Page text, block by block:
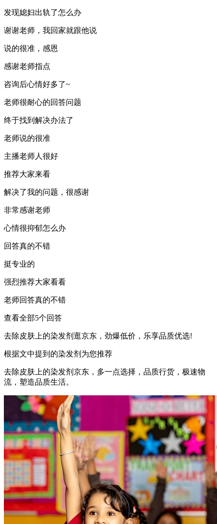
发现媳妇出轨了怎么办
谢谢老师，我回家就跟他说
说的很准，感恩
感谢老师指点
咨询后心情好多了~
老师很耐心的回答问题
终于找到解决办法了
老师说的很准
主播老师人很好
推荐大家来看
解决了我的问题，很感谢
非常感谢老师
心情很抑郁怎么办
回答真的不错
挺专业的
强烈推荐大家看看
老师回答真的不错
查看全部5个回答
去除皮肤上的染发剂逛京东，劲爆低价，乐享品质优选!
根据文中提到的染发剂为您推荐
去除皮肤上的染发剂京东，多一点选择，品质行货，极速物
流，塑造品质生活。